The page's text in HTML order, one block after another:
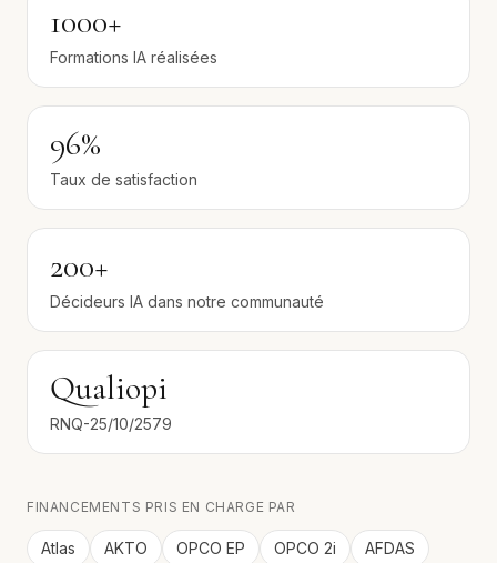
1000+
Formations IA réalisées
96%
Taux de satisfaction
200+
Décideurs IA dans notre communauté
Qualiopi
RNQ-25/10/2579
FINANCEMENTS PRIS EN CHARGE PAR
Atlas AKTO OPCO EP OPCO 2i
AFDAS